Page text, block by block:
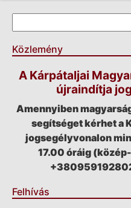
Keresés űrlap
Közlemény
A Kárpátaljai
újraindítja
Amennyiben
segítséget kérhet a
jogsegélyvonalon
17.00 óráig
Felhívás